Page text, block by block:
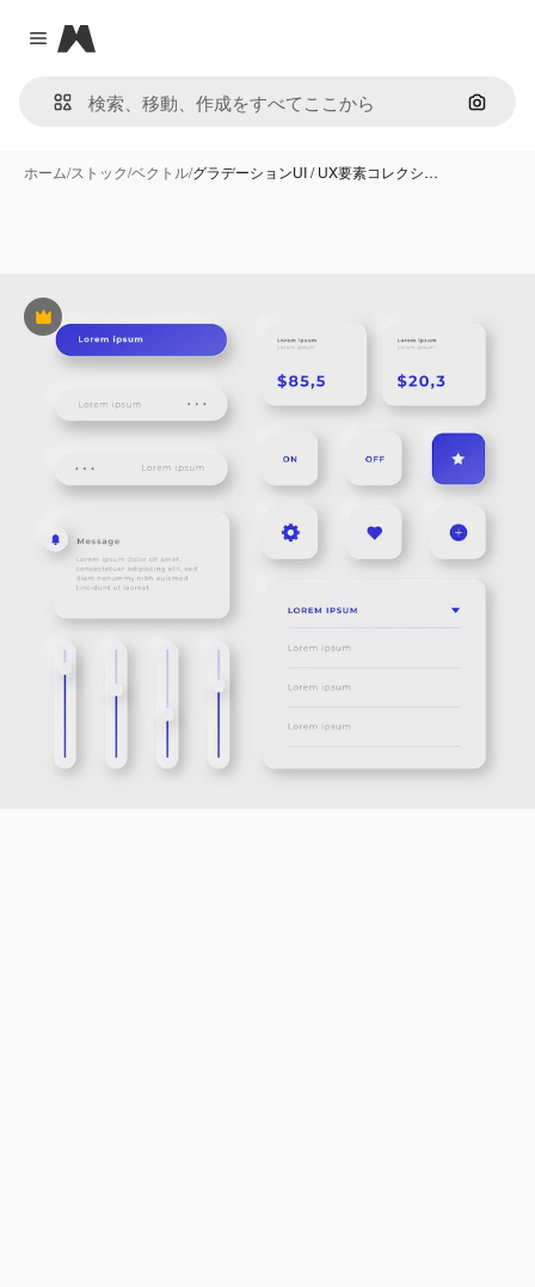
Close menu
Magnific
画像で
ホーム/ストック/ベクトル/グラデーションUI / UX要素コレクシ…
Premium